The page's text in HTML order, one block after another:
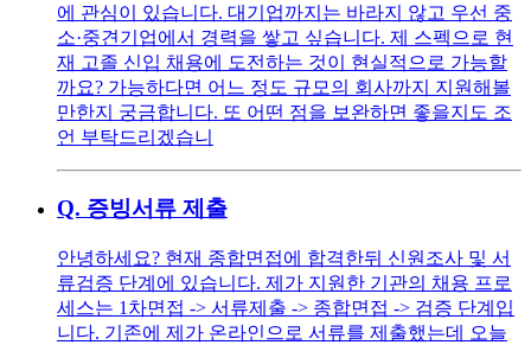
에 관심이 있습니다. 대기업까지는 바라지 않고 우선 중
소·중견기업에서 경력을 쌓고 싶습니다. 제 스펙으로 현
재 고졸 신입 채용에 도전하는 것이 현실적으로 가능할
까요? 가능하다면 어느 정도 규모의 회사까지 지원해볼
만한지 궁금합니다. 또 어떤 점을 보완하면 좋을지도 조
언 부탁드리겠습니
Q. 증빙서류 제출
안녕하세요? 현재 종합면접에 합격한뒤 신원조사 및 서
류검증 단계에 있습니다. 제가 지원한 기관의 채용 프로
세스는 1차면접 -> 서류제출 -> 종합면접 -> 검증 단계입
니다. 기존에 제가 온라인으로 서류를 제출했는데 오늘